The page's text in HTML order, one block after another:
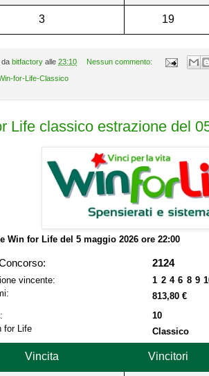
3 19
da bitfactory alle 23:10 Nessun commento:
for-Life-Classico
Life classico estrazione del
Win for Life del 5 maggio 2026 ore 22:00
2124
vincente:
1 2 4 6 8 9
813,80 €
10
for Life
Classico
Vincita Vincitori